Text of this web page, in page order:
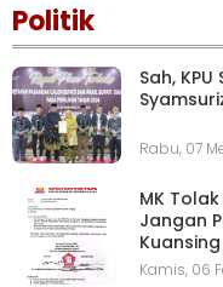
Politik
Sah,
Rabu, 07
MK
Jangan
Kuansing
Kamis, 06